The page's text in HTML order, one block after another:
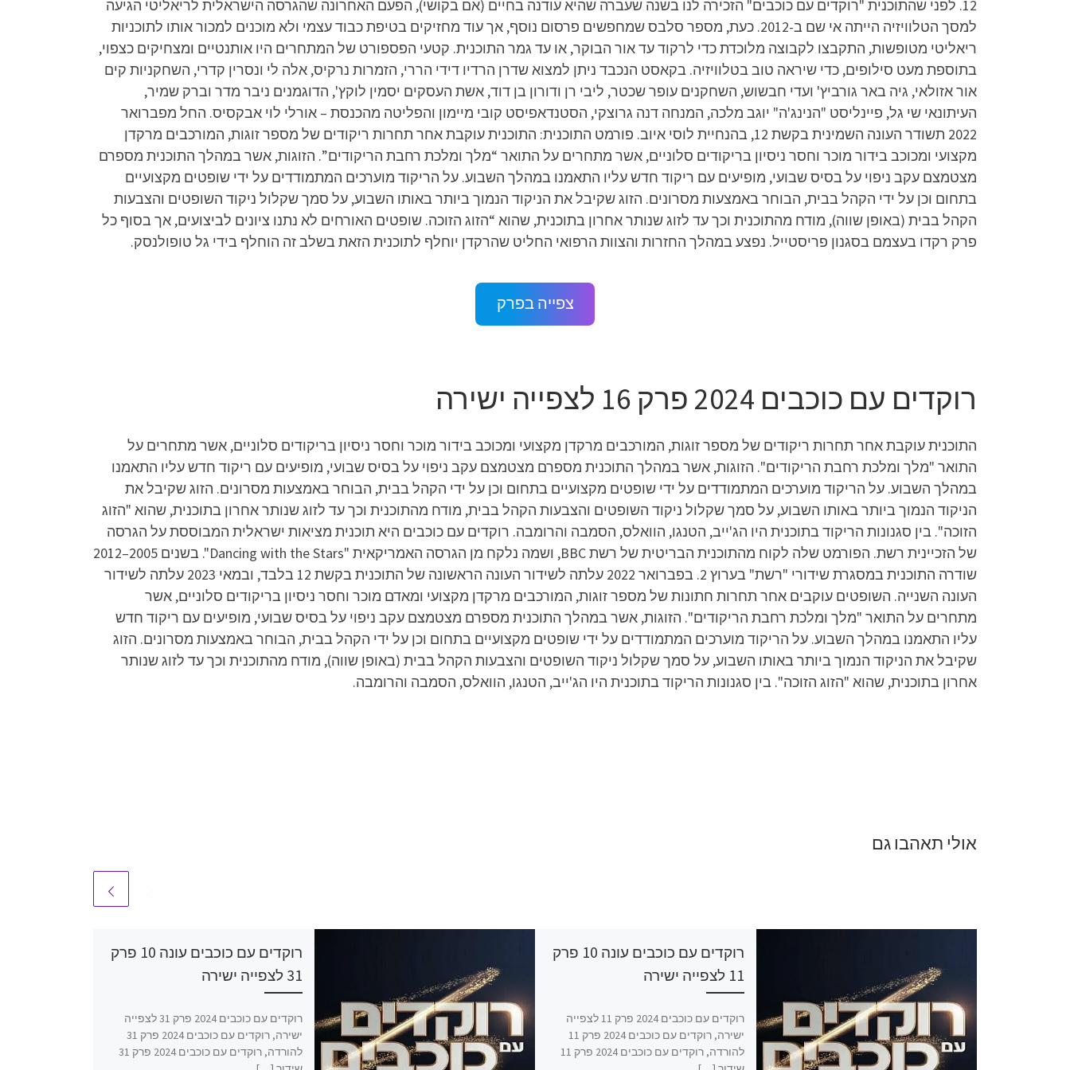
12. לפני שהתוכנית "רוקדים עם כוכבים" הזכירה לנו בשנה שעברה שהיא עודנה בחיים (אם בקושי), הפעם האחרונה שהגרסה הישראלית לריאליטי הגיעה
למסך הטלוויזיה הייתה אי שם ב-2012. כעת, מספר סלבס שמחפשים פרסום נוסף, אך עוד מחזיקים בטיפת כבוד עצמי ולא מוכנים למכור אותו לתוכניות
ריאליטי מטופשות, התקבצו לקבוצה מלוכדת כדי לרקוד עד אור הבוקר, או עד גמר התוכנית. קטעי הפספורט של המתחרים היו אותנטיים ומצחיקים כצפוי,
בתוספת מעט סילופים, כדי שיראה טוב בטלוויזיה. בקאסט הנכבד ניתן למצוא שדרן הרדיו דידי הררי, הזמרות נרקיס, אלה לי ונסרין קדרי, השחקניות קים
אור אזולאי, גיה באר גורביץ' ועדי חבשוש, השחקנים עופר שכטר, ליבי רן ודורון בן דוד, אשת העסקים יסמין לוקץ', הדוגמנים ניבר מדר וברק שמיר,
העיתונאי שי גל, פיינליסט "הנינג'ה" יוגב מלכה, המנחה דנה גרוצקי, הסטנדאפיסט קובי מיימון והפליטה מהכנסת – אורלי לוי אבקסיס. החל מפברואר
2022 תשודר העונה השמינית בקשת 12, בהנחיית לוסי איוב. פורמט התוכנית: התוכנית עוקבת אחר תחרות ריקודים של מספר זוגות, המורכבים מרקדן
מקצועי ומכוכב בידור מוכר וחסר ניסיון בריקודים סלוניים, אשר מתחרים על התואר “מלך ומלכת רחבת הריקודים”. הזוגות, אשר במהלך התוכנית מספרם
מצטמצם עקב ניפוי על בסיס שבועי, מופיעים עם ריקוד חדש עליו התאמנו במהלך השבוע. על הריקוד מוערכים המתמודדים על ידי שופטים מקצועיים
בתחום וכן על ידי הקהל בבית, הבוחר באמצעות מסרונים. הזוג שקיבל את הניקוד הנמוך ביותר באותו השבוע, על סמך שקלול ניקוד השופטים והצבעות
הקהל בבית (באופן שווה), מודח מהתוכנית וכך עד לזוג שנותר אחרון בתוכנית, שהוא “הזוג הזוכה. שופטים האורחים לא נתנו ציונים לביצועים, אך בסוף כל
פרק רקדו בעצמם בסגנון פריסטייל. נפצע במהלך החזרות והצוות הרפואי החליט שהרקדן יוחלף לתוכנית הזאת בשלב זה הוחלף בידי גל טופולנסק.
צפייה בפרק
רוקדים עם כוכבים 2024 פרק 16 לצפייה ישירה
התוכנית עוקבת אחר תחרות ריקודים של מספר זוגות, המורכבים מרקדן מקצועי ומכוכב בידור מוכר וחסר ניסיון בריקודים סלוניים, אשר מתחרים על
התואר "מלך ומלכת רחבת הריקודים". הזוגות, אשר במהלך התוכנית מספרם מצטמצם עקב ניפוי על בסיס שבועי, מופיעים עם ריקוד חדש עליו התאמנו
במהלך השבוע. על הריקוד מוערכים המתמודדים על ידי שופטים מקצועיים בתחום וכן על ידי הקהל בבית, הבוחר באמצעות מסרונים. הזוג שקיבל את
הניקוד הנמוך ביותר באותו השבוע, על סמך שקלול ניקוד השופטים והצבעות הקהל בבית, מודח מהתוכנית וכך עד לזוג שנותר אחרון בתוכנית, שהוא "הזוג
הזוכה". בין סגנונות הריקוד בתוכנית היו הג'ייב, הטנגו, הוואלס, הסמבה והרומבה. רוקדים עם כוכבים היא תוכנית מציאות ישראלית המבוססת על הגרסה
של הזכיינית רשת. הפורמט שלה לקוח מהתוכנית הבריטית של רשת BBC, ושמה נלקח מן הגרסה האמריקאית "Dancing with the Stars". בשנים 2005–2012
שודרה התוכנית במסגרת שידורי "רשת" בערוץ 2. בפברואר 2022 עלתה לשידור העונה הראשונה של התוכנית בקשת 12 בלבד, ובמאי 2023 עלתה לשידור
העונה השנייה. השופטים עוקבים אחר תחרות חתונות של מספר זוגות, המורכבים מרקדן מקצועי ומאדם מוכר וחסר ניסיון בריקודים סלוניים, אשר
מתחרים על התואר "מלך ומלכת רחבת הריקודים". הזוגות, אשר במהלך התוכנית מספרם מצטמצם עקב ניפוי על בסיס שבועי, מופיעים עם ריקוד חדש
עליו התאמנו במהלך השבוע. על הריקוד מוערכים המתמודדים על ידי שופטים מקצועיים בתחום וכן על ידי הקהל בבית, הבוחר באמצעות מסרונים. הזוג
שקיבל את הניקוד הנמוך ביותר באותו השבוע, על סמך שקלול ניקוד השופטים והצבעות הקהל בבית (באופן שווה), מודח מהתוכנית וכך עד לזוג שנותר
אחרון בתוכנית, שהוא "הזוג הזוכה". בין סגנונות הריקוד בתוכנית היו הג'ייב, הטנגו, הוואלס, הסמבה והרומבה.
אולי תאהבו גם
רוקדים עם כוכבים עונה 10 פרק
31 לצפייה ישירה
רוקדים עם כוכבים 2024 פרק 31 לצפייה
ישירה, רוקדים עם כוכבים 2024 פרק 31
להורדה, רוקדים עם כוכבים 2024 פרק 31
רוקדים עם כוכבים עונה 10 פרק
11 לצפייה ישירה
רוקדים עם כוכבים 2024 פרק 11 לצפייה
ישירה, רוקדים עם כוכבים 2024 פרק 11
להורדה, רוקדים עם כוכבים 2024 פרק 11